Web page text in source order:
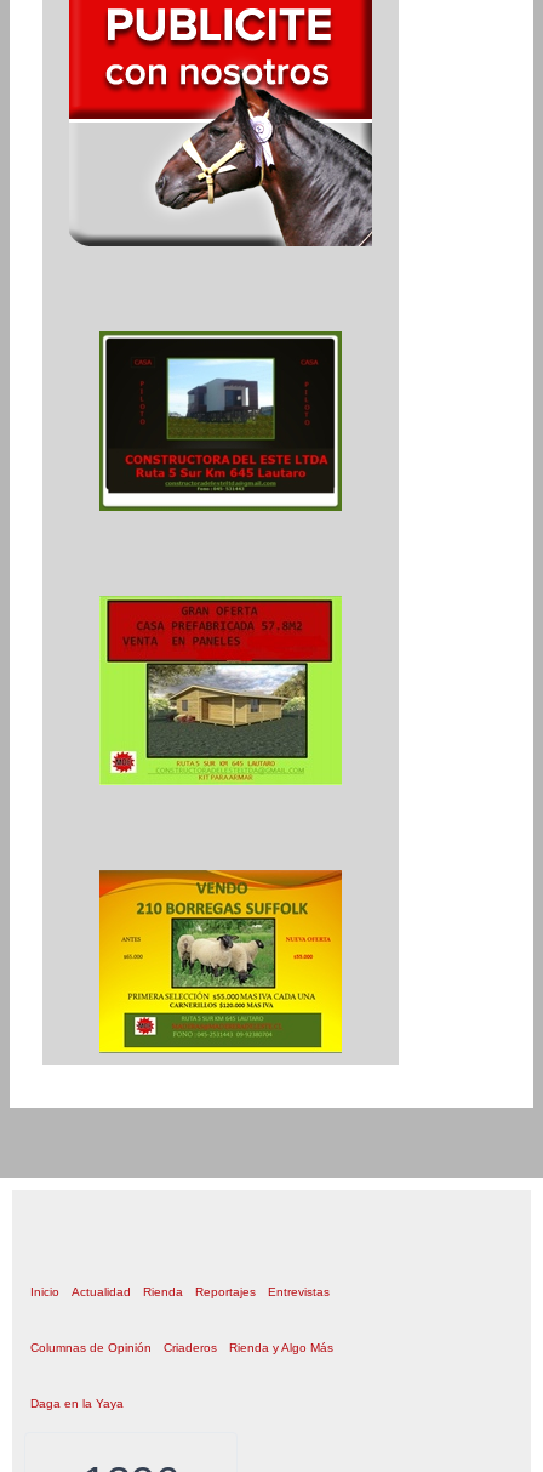
Inicio Actualidad Rienda Reportajes Entrevistas
Columnas de Opinión Criaderos Rienda y Algo Más
Daga en la Yaya